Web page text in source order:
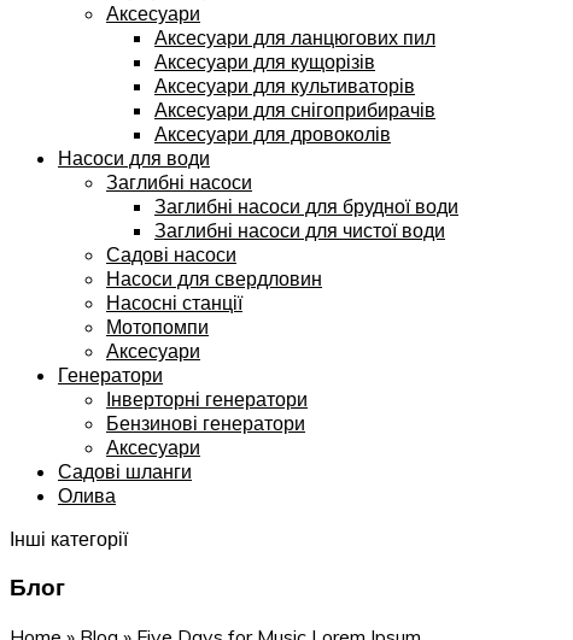
Аксесуари
Аксесуари для ланцюгових пил
Аксесуари для кущорізів
Аксесуари для культиваторів
Аксесуари для снігоприбирачів
Аксесуари для дровоколів
Насоси для води
Заглибні насоси
Заглибні насоси для брудної води
Заглибні насоси для чистої води
Садові насоси
Насоси для свердловин
Насосні станції
Мотопомпи
Аксесуари
Генератори
Інверторні генератори
Бензинові генератори
Аксесуари
Садові шланги
Олива
Інші категорії
Блог